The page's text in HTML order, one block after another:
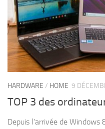
HARDWARE / HOME 9
TOP 3 des
Depuis l’arrivée de